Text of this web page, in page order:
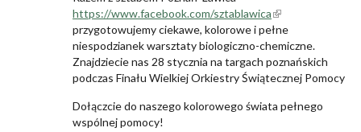
https://www.facebook.com/sztablawica(link is
external)
przygotowujemy ciekawe, kolorowe i pełne
niespodzianek warsztaty biologiczno-chemiczne.
Znajdziecie nas 28 stycznia na targach poznańskich
podczas Finału Wielkiej Orkiestry Świątecznej Pomocy
Dołączcie do naszego kolorowego świata pełnego
wspólnej pomocy!